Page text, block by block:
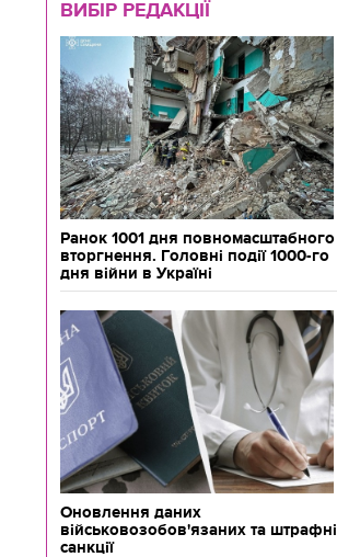
ВИБІР РЕДАКЦІЇ
Ранок 1001 дня повномасштабного
вторгнення. Головні події 1000-го
дня війни в Україні
Оновлення даних
військовозобов'язаних та штрафні
санкції